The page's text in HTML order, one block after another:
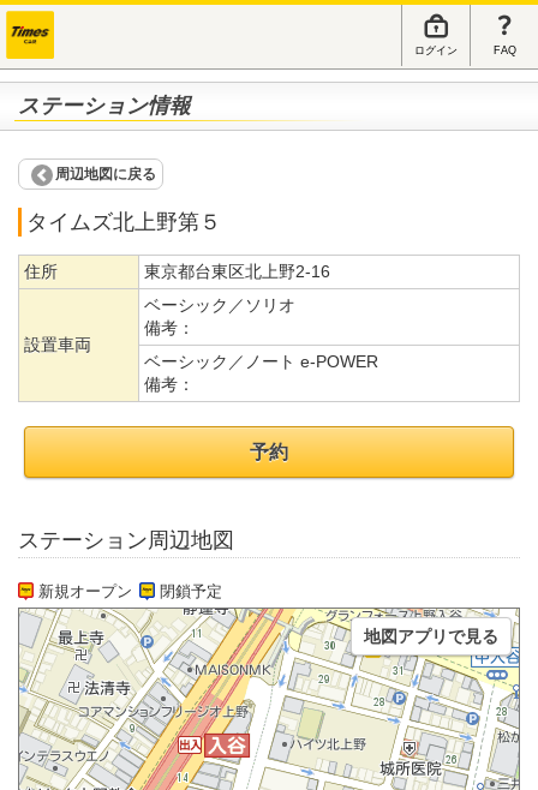
ログイン FAQ
ステーション情報
周辺地図に戻る
タイムズ北上野第５
住所 東京都台東区北上野2-16
設置車両
ベーシック／ソリオ
備考：
ベーシック／ノート e-POWER
備考：
予約
ステーション周辺地図
新規オープン 閉鎖予定
地図アプリで見る